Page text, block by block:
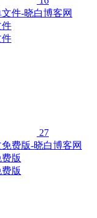
件
件
27
版
版